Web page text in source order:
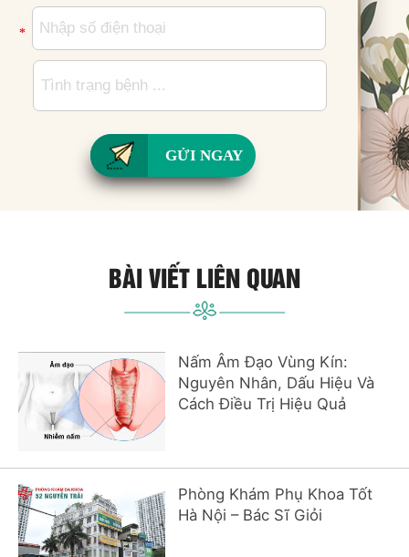
*
GỬI NGAY
BÀI VIẾT LIÊN QUAN
Nấm Âm Đạo Vùng Kín:
Nguyên Nhân, Dấu Hiệu Và
Cách Điều Trị Hiệu Quả
Phòng Khám Phụ Khoa Tốt
Hà Nội – Bác Sĩ Giỏi